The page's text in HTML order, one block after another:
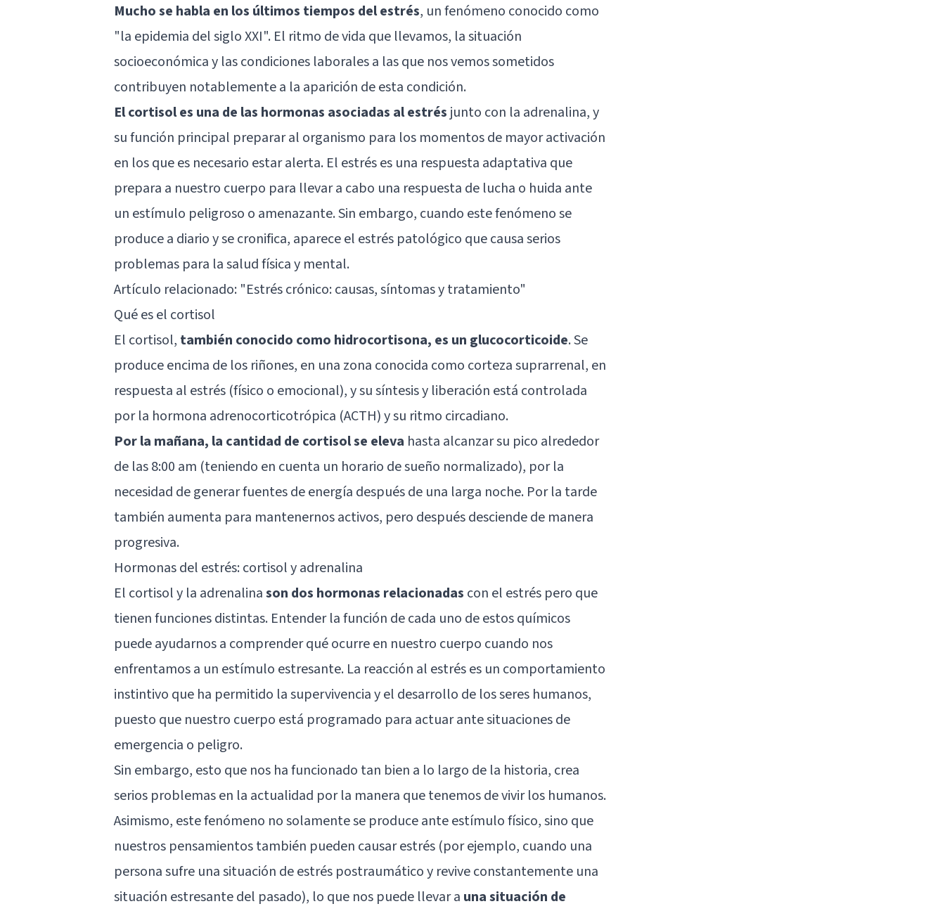
Mucho se habla en los últimos tiempos del estrés, un fenómeno conocido como
"la epidemia del siglo XXI". El ritmo de vida que llevamos, la situación
socioeconómica y las condiciones laborales a las que nos vemos sometidos
contribuyen notablemente a la aparición de esta condición.
El cortisol es una de las hormonas asociadas al estrés junto con la adrenalina, y
su función principal preparar al organismo para los momentos de mayor activación
en los que es necesario estar alerta. El estrés es una respuesta adaptativa que
prepara a nuestro cuerpo para llevar a cabo una respuesta de lucha o huida ante
un estímulo peligroso o amenazante. Sin embargo, cuando este fenómeno se
produce a diario y se cronifica, aparece el estrés patológico que causa serios
problemas para la salud física y mental.
Artículo relacionado: "Estrés crónico: causas, síntomas y tratamiento"
Qué es el cortisol
El cortisol, también conocido como hidrocortisona, es un glucocorticoide. Se
produce encima de los riñones, en una zona conocida como corteza suprarrenal, en
respuesta al estrés (físico o emocional), y su síntesis y liberación está controlada
por la hormona adrenocorticotrópica (ACTH) y su ritmo circadiano.
Por la mañana, la cantidad de cortisol se eleva hasta alcanzar su pico alrededor
de las 8:00 am (teniendo en cuenta un horario de sueño normalizado), por la
necesidad de generar fuentes de energía después de una larga noche. Por la tarde
también aumenta para mantenernos activos, pero después desciende de manera
progresiva.
Hormonas del estrés: cortisol y adrenalina
El cortisol y la adrenalinason dos hormonas relacionadas con el estrés pero que
tienen funciones distintas. Entender la función de cada uno de estos químicos
puede ayudarnos a comprender qué ocurre en nuestro cuerpo cuando nos
enfrentamos a un estímulo estresante. La reacción al estrés es un comportamiento
instintivo que ha permitido la supervivencia y el desarrollo de los seres humanos,
puesto que nuestro cuerpo está programado para actuar ante situaciones de
emergencia o peligro.
Sin embargo, esto que nos ha funcionado tan bien a lo largo de la historia, crea
serios problemas en la actualidad por la manera que tenemos de vivir los humanos.
Asimismo, este fenómeno no solamente se produce ante estímulo físico, sino que
nuestros pensamientos también pueden causar estrés (por ejemplo, cuando una
persona sufre una situación de estrés postraumático y revive constantemente una
situación estresante del pasado), lo que nos puede llevar a una situación de